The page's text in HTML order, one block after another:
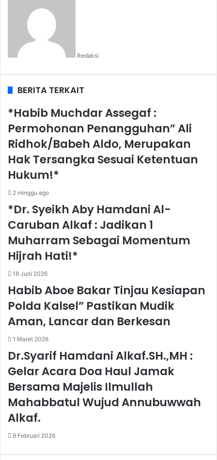
Redaksi
BERITA TERKAIT
*Habib Muchdar Assegaf :
Permohonan Penangguhan” Ali
Ridhok/Babeh Aldo, Merupakan
Hak Tersangka Sesuai Ketentuan
Hukum!*
2 minggu ago
*Dr. Syeikh Aby Hamdani Al-
Caruban Alkaf : Jadikan 1
Muharram Sebagai Momentum
Hijrah Hati!*
16 Juni 2026
Habib Aboe Bakar Tinjau Kesiapan
Polda Kalsel” Pastikan Mudik
Aman, Lancar dan Berkesan
1 Maret 2026
Dr.Syarif Hamdani Alkaf.SH.,MH :
Gelar Acara Doa Haul Jamak
Bersama Majelis Ilmullah
Mahabbatul Wujud Annubuwwah
Alkaf.
9 Februari 2026